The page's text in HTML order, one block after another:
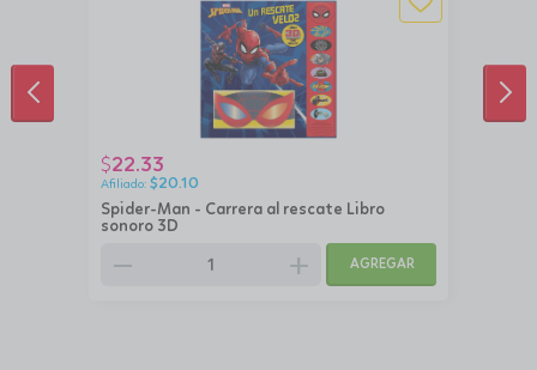
Spider-Man - Carrera al rescate Libro
sonoro 3D
$22.33
$20.10
remove add AGREGAR
ANTERIOR